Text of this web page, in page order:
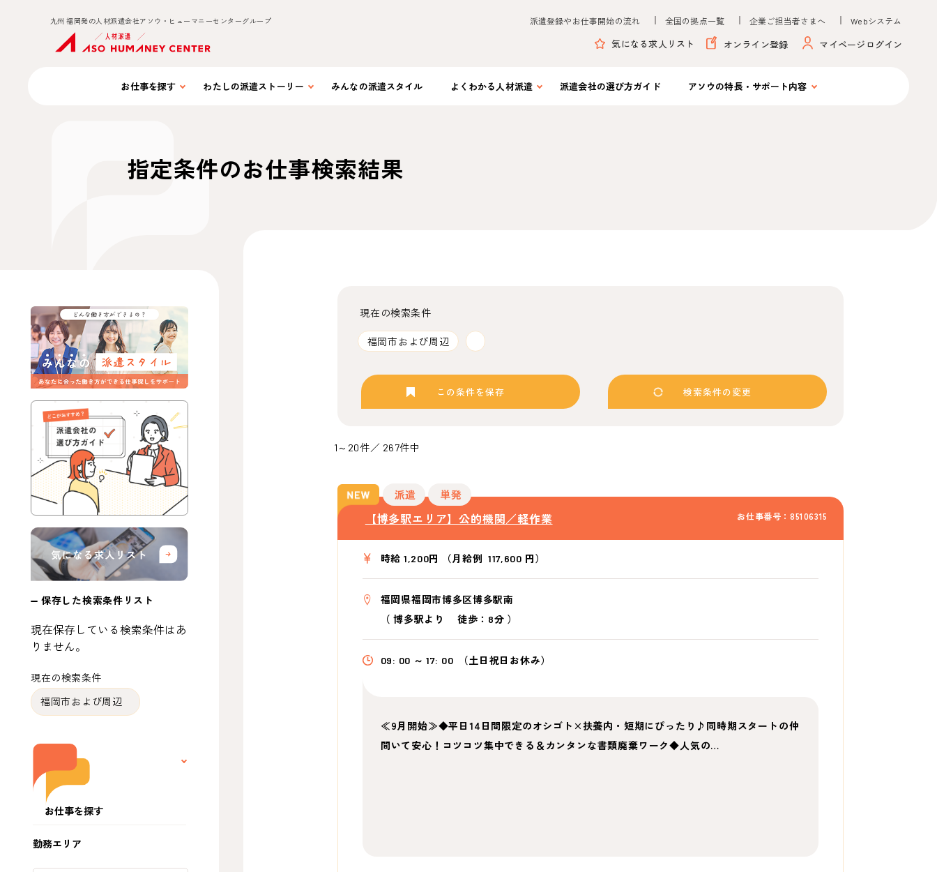
九州 福岡発の人材派遣会社アソウ・ヒューマニーセンターグループ 派遣登録やお仕事開始の流れ 全国の拠点一覧 企業ご担当者さまへ Webシステム
気になる求人リスト オンライン登録 マイページログイン
お仕事を探す わたしの派遣ストーリー みんなの派遣スタイル よくわかる 人材派遣 派遣会社の選び方ガイド アソウの特長・サポート内容
指定条件のお仕事検索結果
保存した検索条件リスト
現在保存している検索条件はあ
りません。
現在の検索条件
福岡市および周辺
お仕事を探す
勤務エリア
現在の検索条件
福岡市および周辺
この条件を保存 検索条件の変更
1～20件／ 267件中
お仕事番号：85106315
派遣 単発
【博多駅エリア】公的機関／軽作業
時給 1,200円 （月給例 117,600 円）
福岡県福岡市博多区博多駅南
（博多駅より徒歩：8分 ）
09: 00 ～ 17: 00 （土日祝日お休み）
≪9月開始≫◆平日14日間限定のオシゴト×扶養内・短期にぴったり♪同時期スタートの仲
間いて安心！コツコツ集中できる＆カンタンな書類廃棄ワーク◆人気の…